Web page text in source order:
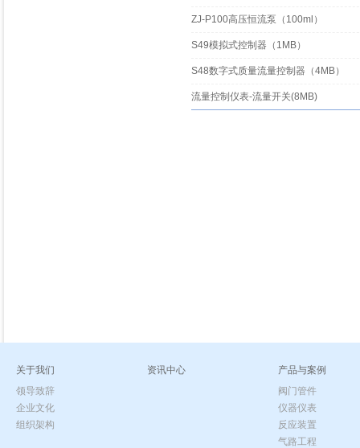
ZJ-P100高压恒流泵（100ml）
S49模拟式控制器（1MB）
S48数字式质量流量控制器（4MB）
流量控制仪表-流量开关(8MB)
关于我们
领导致辞
企业文化
组织架构
资讯中心
产品与案例
阀门管件
仪器仪表
反应装置
气路工程